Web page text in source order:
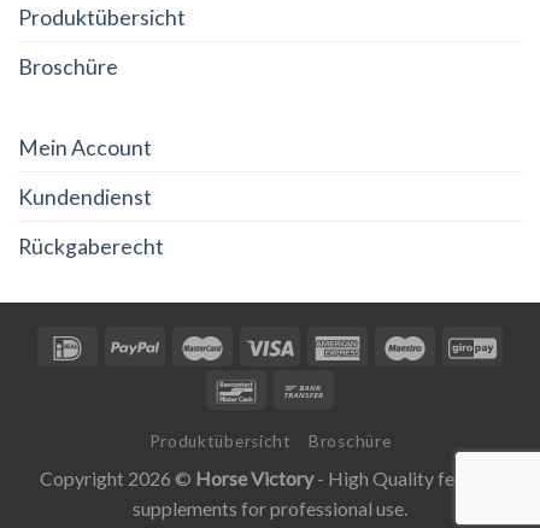
Produktübersicht
Broschüre
Mein Account
Kundendienst
Rückgaberecht
Produktübersicht Broschüre
Copyright 2026 © Horse Victory- High Quality feeding
supplements for professional use.